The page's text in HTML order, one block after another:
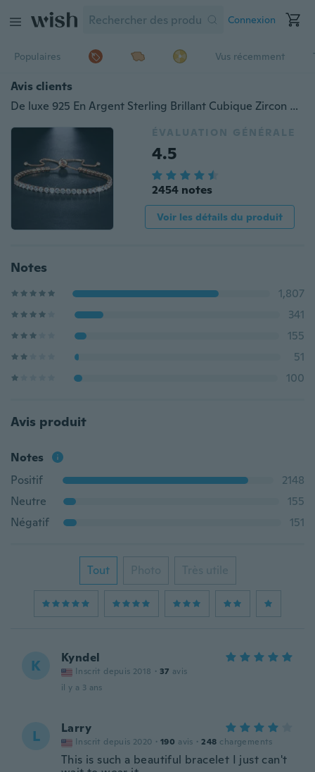
Connexion
Populaires Vus récemment
Avis clients
De luxe 925 En Argent Sterling Brillant Cubique Zircon Diamant Bracelet Réglable Femmes Élégant Pierre De Naissance Cristal Bracelets Bijoux De Mode Cadeau
ÉVALUATION GÉNÉRALE
4.5
2454 notes
Voir les détails du produit
Notes
1,807
341
155
51
100
Avis produit
Notes
Positif
2148
Neutre
155
Négatif
151
Tout Photo Très utile
K Kyndel
Inscrit depuis 2018 · 37 avis
il y a 3 ans
L Larry
Inscrit depuis 2020 · 190 avis · 248 chargements
This is such a beautiful bracelet I just can't